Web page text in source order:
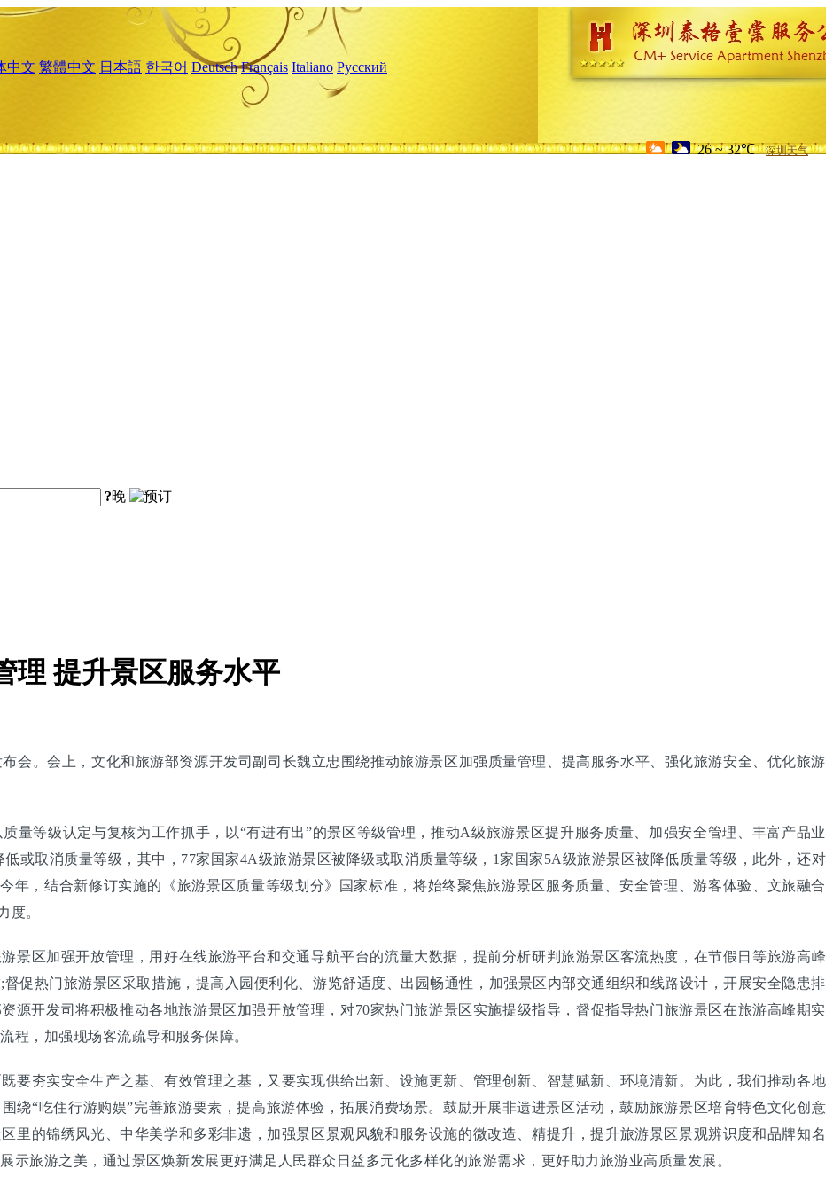
中文 繁體中文 日本語 한국어 Deutsch Français Italiano Русский
26 ~ 32℃ 深圳天气
?晚
理 提升景区服务水平
会。会上，文化和旅游部资源开发司副司长魏立忠围绕推动旅游景区加强质量管理、提高服务水平、强化旅游安全、优化旅游
等级认定与复核为工作抓手，以“有进有出”的景区等级管理，推动A级旅游景区提升服务质量、加强安全管理、丰富产品业
或取消质量等级，其中，77家国家4A级旅游景区被降级或取消质量等级，1家国家5A级旅游景区被降低质量等级，此外，还对
年，结合新修订实施的《旅游景区质量等级划分》国家标准，将始终聚焦旅游景区服务质量、安全管理、游客体验、文旅融合
度。
区加强开放管理，用好在线旅游平台和交通导航平台的流量大数据，提前分析研判旅游景区客流热度，在节假日等旅游高峰
促热门旅游景区采取措施，提高入园便利化、游览舒适度、出园畅通性，加强景区内部交通组织和线路设计，开展安全隐患排
源开发司将积极推动各地旅游景区加强开放管理，对70家热门旅游景区实施提级指导，督促指导热门旅游景区在旅游高峰期实
程，加强现场客流疏导和服务保障。
夯实安全生产之基、有效管理之基，又要实现供给出新、设施更新、管理创新、智慧赋新、环境清新。为此，我们推动各地
绕“吃住行游购娱”完善旅游要素，提高旅游体验，拓展消费场景。鼓励开展非遗进景区活动，鼓励旅游景区培育特色文化创意
里的锦绣风光、中华美学和多彩非遗，加强景区景观风貌和服务设施的微改造、精提升，提升旅游景区景观辨识度和品牌知名
示旅游之美，通过景区焕新发展更好满足人民群众日益多元化多样化的旅游需求，更好助力旅游业高质量发展。